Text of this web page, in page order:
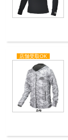
店舗受取OK